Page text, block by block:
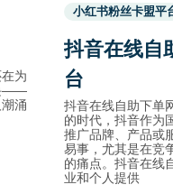
为
——
涌
Used
before
category
names.
小红书粉丝卡盟平
抖音在线自
台
抖音在线自助下单
的时代，抖音作为
推广品牌、产品或
易事，尤其是在竞
的痛点。抖音在线
业和个人提供